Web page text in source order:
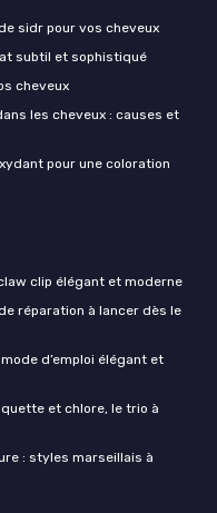
sidr pour vos cheveux
subtil et sophistiqué
cheveux
les cheveux : causes et
pour une coloration
clip élégant et moderne
réparation à lancer dès le
d’emploi élégant et
et chlore, le trio à
: styles marseillais à